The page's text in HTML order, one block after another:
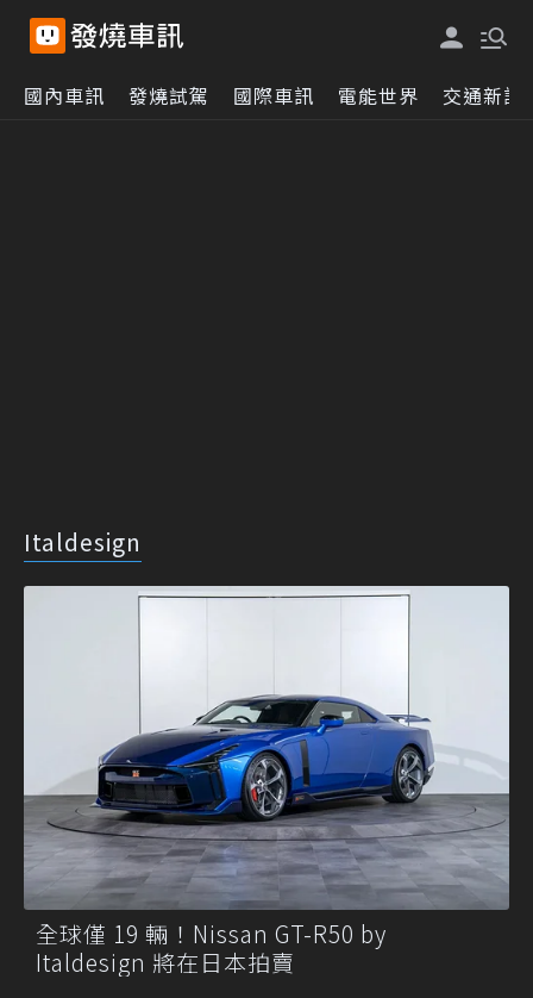
國內車訊 發燒試駕 國際車訊 電能世界 交通新訊
Italdesign
全球僅 19 輛！Nissan GT-R50 by
Italdesign 將在日本拍賣